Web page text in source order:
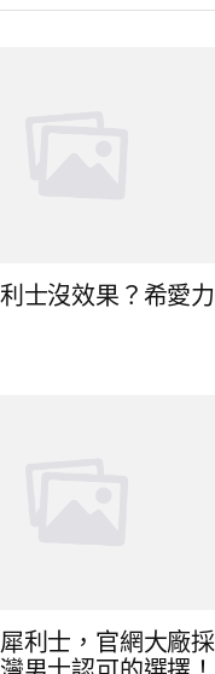
士沒效果？希愛
利士，官網大廠採